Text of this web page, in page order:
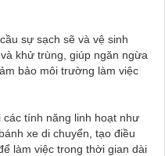
sự sạch sẽ và vệ sinh
khử trùng, giúp ngăn ngừa
bảo môi trường làm việc
tính năng linh hoạt như
xe di chuyển, tạo điều
làm việc trong thời gian dài